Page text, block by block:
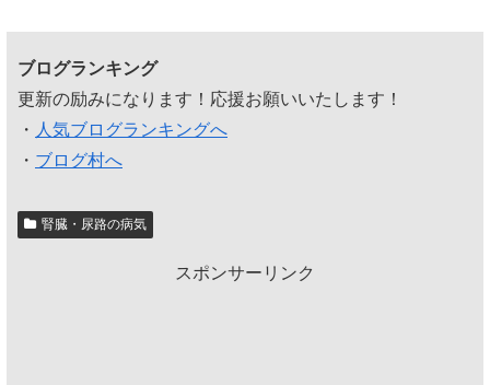
ブログランキング
更新の励みになります！応援お願いいたします！
・ 人気ブログランキングへ
・ ブログ村へ
腎臓・尿路の病気
スポンサーリンク